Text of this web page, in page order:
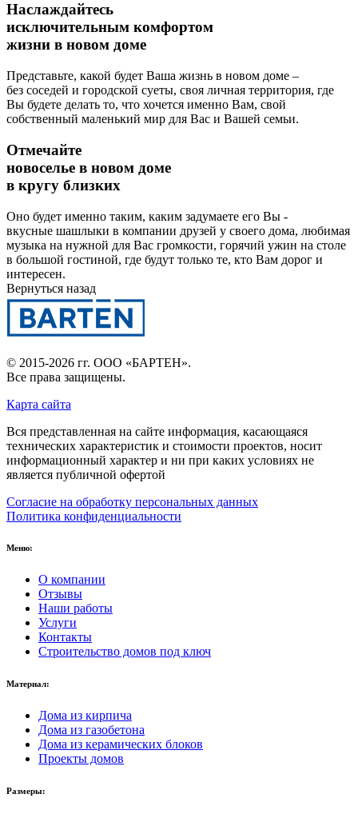
Наслаждайтесь
исключительным комфортом
жизни в новом доме
Представьте, какой будет Ваша жизнь в новом доме –
без соседей и городской суеты, своя личная территория, где
Вы будете делать то, что хочется именно Вам, свой
собственный маленький мир для Вас и Вашей семьи.
Отмечайте
новоселье в новом доме
в кругу близких
Оно будет именно таким, каким задумаете его Вы -
вкусные шашлыки в компании друзей у своего дома, любимая
музыка на нужной для Вас громкости, горячий ужин на столе
в большой гостиной, где будут только те, кто Вам дорог и
интересен.
Вернуться назад
© 2015-2026 гг. ООО «БАРТЕН».
Все права защищены.
Карта сайта
Вся представленная на сайте информация, касающаяся
технических характеристик и стоимости проектов, носит
информационный характер и ни при каких условиях не
является публичной офертой
Согласие на обработку персональных данных
Политика конфиденциальности
Меню:
О компании
Отзывы
Наши работы
Услуги
Контакты
Строительство домов под ключ
Материал:
Дома из кирпича
Дома из газобетона
Дома из керамических блоков
Проекты домов
Размеры: